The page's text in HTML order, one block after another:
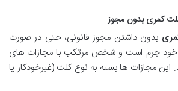
کمری بدون مجوز
بدون داشتن مجوز قانونی، حتی در صورت
خود جرم است و شخص مرتکب با مجازات های
این مجازات ها بسته به نوع کلت (غیرخودکار یا